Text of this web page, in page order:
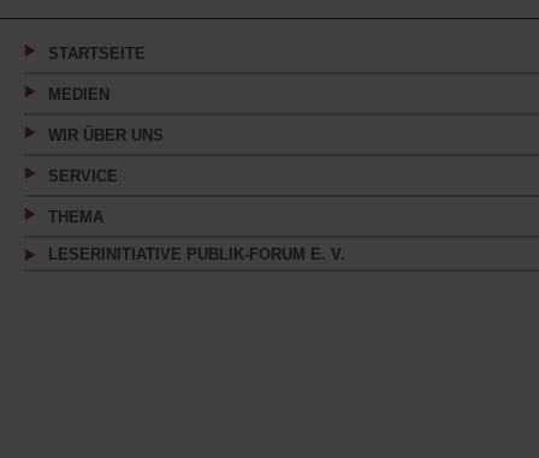
neuen
STARTSEITE
MEDIEN
WIR ÜBER UNS
SERVICE
THEMA
LESERINITIATIVE PUBLIK-FORUM E. V.